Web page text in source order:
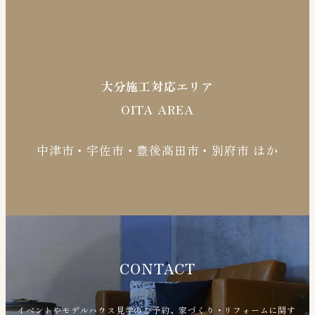
大分施工対応エリア
OITA AREA
中津市・宇佐市・豊後高田市・別府市 ほか
CONTACT
イベントやモデルハウス見学のご予約、家づくり・リフォームに関す